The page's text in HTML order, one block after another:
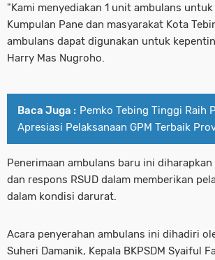
"Kami menyediakan 1 unit ambulans
Kumpulan Pane dan masyarakat Kota
ambulans dapat digunakan untuk
Harry Mas Nugroho.
Baca Juga : Pemko Tebing Tinggi Raih
Apresiasi Pelaksanaan GPM Terbaik
Penerimaan ambulans baru ini
dan respons RSUD dalam memberikan
dalam kondisi darurat.
Acara penyerahan ambulans ini dihadiri
Suheri Damanik, Kepala BKPSDM Syaiful